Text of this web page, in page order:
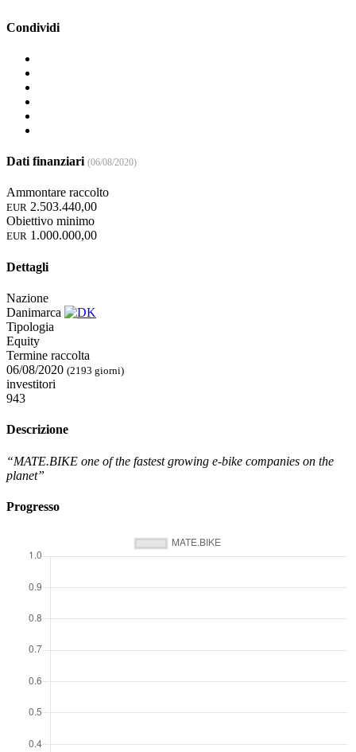
Condividi
Dati finanziari (06/08/2020)
Ammontare raccolto
EUR 2.503.440,00
Obiettivo minimo
EUR 1.000.000,00
Dettagli
Nazione
Danimarca
Tipologia
Equity
Termine raccolta
06/08/2020 (2193 giorni)
investitori
943
Descrizione
“MATE.BIKE one of the fastest growing e-bike companies on the
planet”
Progresso